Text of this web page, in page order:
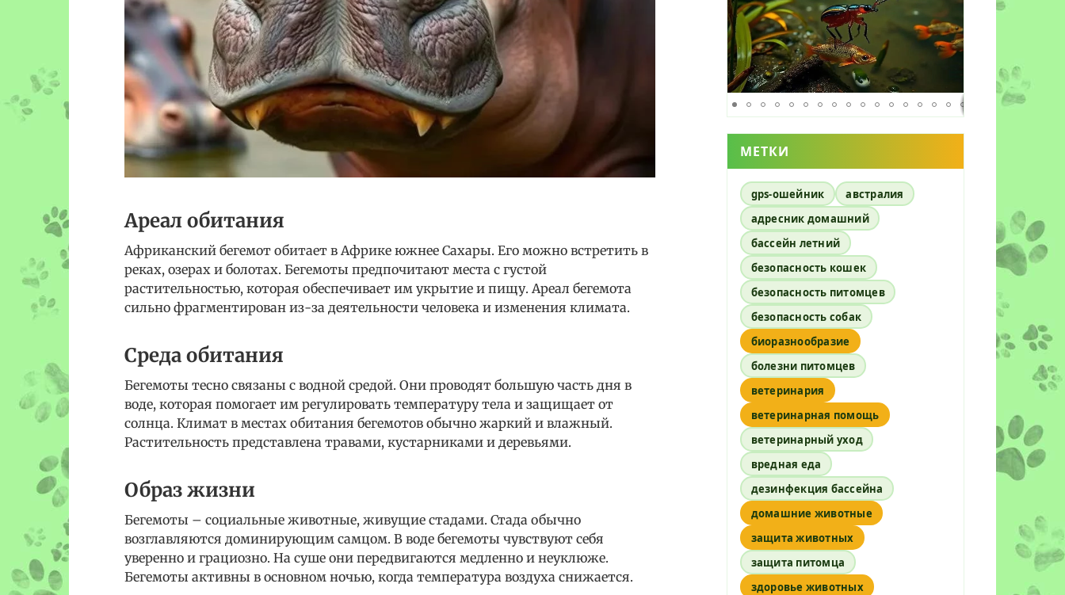
Ареал обитания
Африканский бегемот обитает в Африке южнее Сахары. Его можно встретить в
реках, озерах и болотах. Бегемоты предпочитают места с густой
растительностью, которая обеспечивает им укрытие и пищу. Ареал бегемота
сильно фрагментирован из-за деятельности человека и изменения климата.
Среда обитания
Бегемоты тесно связаны с водной средой. Они проводят большую часть дня в
воде, которая помогает им регулировать температуру тела и защищает от
солнца. Климат в местах обитания бегемотов обычно жаркий и влажный.
Растительность представлена травами, кустарниками и деревьями.
Образ жизни
Бегемоты – социальные животные, живущие стадами. Стада обычно
возглавляются доминирующим самцом. В воде бегемоты чувствуют себя
уверенно и грациозно. На суше они передвигаются медленно и неуклюже.
Бегемоты активны в основном ночью, когда температура воздуха снижается.
МЕТКИ
gps-ошейник
австралия
адресник домашний
бассейн летний
безопасность кошек
безопасность питомцев
безопасность собак
биоразнообразие
болезни питомцев
ветеринария
ветеринарная помощь
ветеринарный уход
вредная еда
дезинфекция бассейна
домашние животные
защита животных
защита питомца
здоровье животных